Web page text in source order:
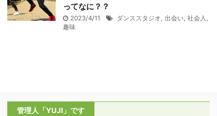
ってなに？？
2023/4/11 ダンススタジオ, 出会い, 社会人 ,
趣味
管理人「YUJI」です